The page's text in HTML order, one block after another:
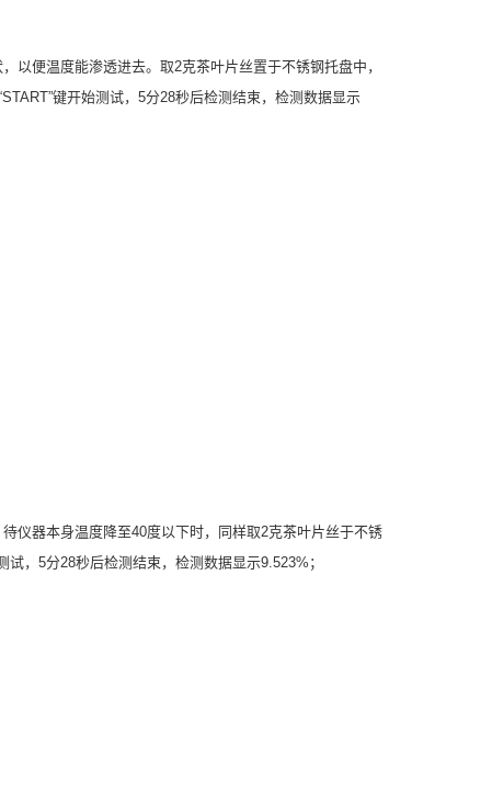
以便温度能渗透进去。取2克茶叶片丝置于不锈钢托盘中，
键开始测试，5分28秒后检测结束，检测数据显示
仪器本身温度降至40度以下时，同样取2克茶叶片丝于不锈
，5分28秒后检测结束，检测数据显示9.523%；